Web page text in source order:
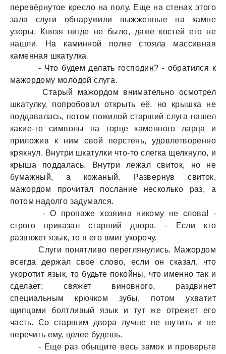
перевёрнутое кресло на полу. Еще на стенах этого
зала слуги обнаружили выжженные на камне
узоры. Князя нигде не было, даже костей его не
нашли. На каминной полке стояла массивная
каменная шкатулка.
- Что будем делать господин? - обратился к
мажордому молодой слуга.
Старый мажордом внимательно осмотрел
шкатулку, попробовал открыть её, но крышка не
поддавалась, потом пожилой старший слуга нашел
какие-то символы на торце каменного ларца и
приложив к ним свой перстень, удовлетворенно
крякнул. Внутри шкатулки что-то слегка щелкнуло, и
крыша поддалась. Внутри лежал свиток, но не
бумажный, а кожаный. Развернув свиток,
мажордом прочитал послание несколько раз, а
потом надолго задумался.
- О пропаже хозяина никому не слова! -
строго приказал старший двора. - Если кто
развяжет язык, то я его вмиг укорочу.
Слуги понятливо переглянулись. Мажордом
всегда держал свое слово, если он сказал, что
укоротит язык, то будьте покойны, что именно так и
сделает: свяжет виновного, раздвинет
специальным крючком зубы, потом ухватит
щипцами болтливый язык и тут же отрежет его
часть. Со старшим двора лучше не шутить и не
перечить ему, целее будешь.
- Еще раз обыщите весь замок и проверьте